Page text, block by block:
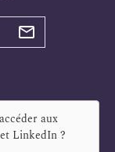
aux
LinkedIn?